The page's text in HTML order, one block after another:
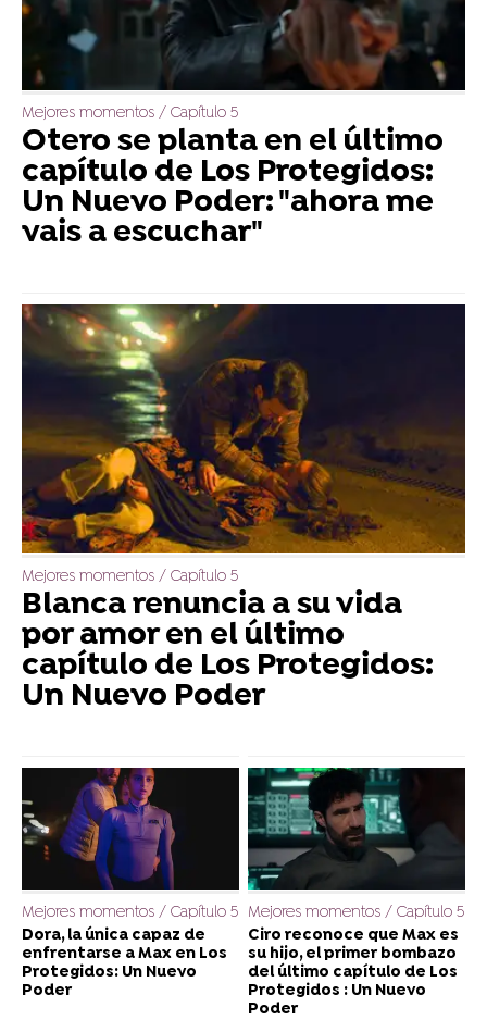
Mejores momentos / Capítulo 5
Otero se planta en el último
capítulo de Los Protegidos:
Un Nuevo Poder: "ahora me
vais a escuchar"
Mejores momentos / Capítulo 5
Blanca renuncia a su vida
por amor en el último
capítulo de Los Protegidos:
Un Nuevo Poder
Mejores momentos / Capítulo 5
Dora, la única capaz de
enfrentarse a Max en Los
Protegidos: Un Nuevo
Poder
Mejores momentos / Capítulo 5
Ciro reconoce que Max es
su hijo, el primer bombazo
del último capítulo de Los
Protegidos : Un Nuevo
Poder